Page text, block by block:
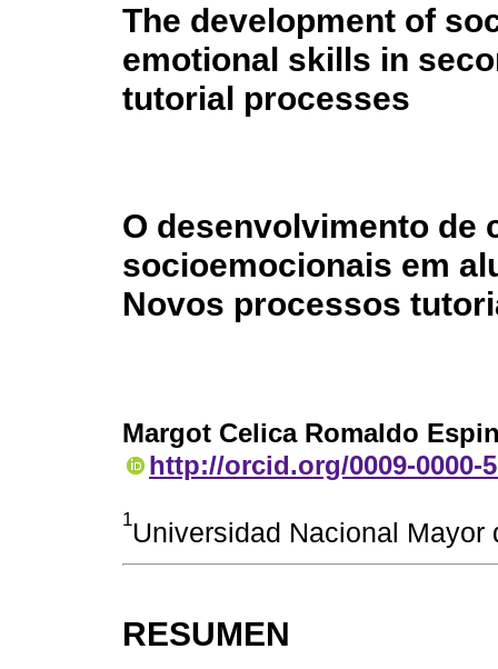
The development of
emotional skills in
tutorial processes
O desenvolvimento de
socioemocionais em
Novos processos
Margot Celica Romaldo
http://orcid.org/0009-0000-
1Universidad Nacional
RESUMEN